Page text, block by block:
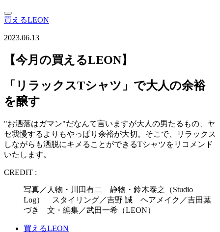
買えるLEON
2023.06.13
【今月の買えるLEON】
「リラックスTシャツ」で大人の余裕
を醸す
"お洒落はガマン"だなんて言いますが大人の男たるもの、ヤ
セ我慢するよりもやっぱり余裕が大切。そこで、リラックス
しながらも洒脱にキメることができるTシャツをリコメンド
いたします。
CREDIT :
写真／人物・川田有二 静物・鈴木泰之（Studio
Log） スタイリング／吉野 誠 ヘアメイク／吉田葉
づき 文・編集／武田一希（LEON）
買えるLEON